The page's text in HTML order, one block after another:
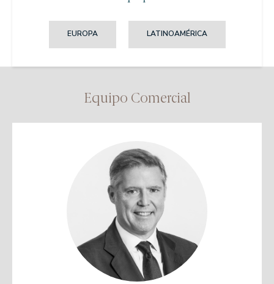
EUROPA LATINOAMÉRICA
Equipo Comercial
Licenciado en Administración de Empresas
Universidad Antonio de Nebrija / Regent's
University London
Máster en Finanzas
Universidad Pontificia Comillas (ICADE)